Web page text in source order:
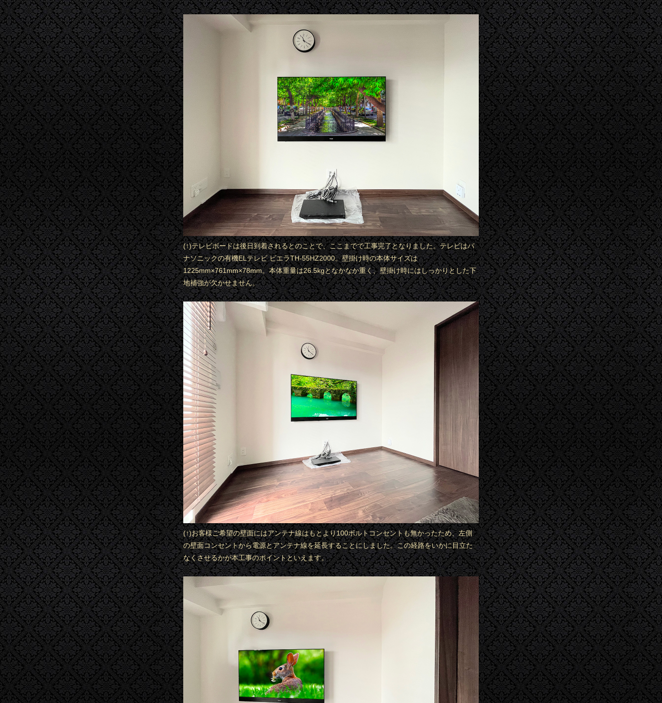
(↑)テレビボードは後日到着されるとのことで、ここまでで工事完了となりました。テレビはパ
ナソニックの有機ELテレビ ビエラTH-55HZ2000。壁掛け時の本体サイズは
1225mm×761mm×78mm。本体重量は26.5kgとなかなか重く、壁掛け時にはしっかりとした下
地補強が欠かせません。
(↑)お客様ご希望の壁面にはアンテナ線はもとより100ボルトコンセントも無かったため、左側
の壁面コンセントから電源とアンテナ線を延長することにしました。この経路をいかに目立た
なくさせるかが本工事のポイントといえます。